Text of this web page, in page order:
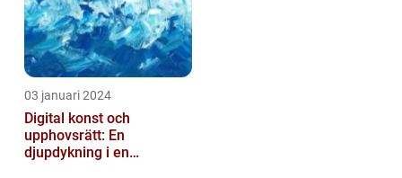
03 januari 2024
Digital konst och
upphovsrätt: En
djupdykning i en